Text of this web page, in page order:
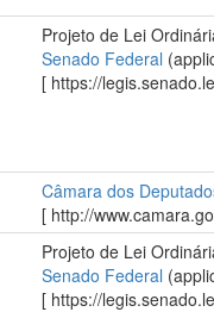
Projeto de Lei
Senado Federal
[ https://
Câmara dos
[ http://
Projeto de Lei
Senado Federal
[ https://